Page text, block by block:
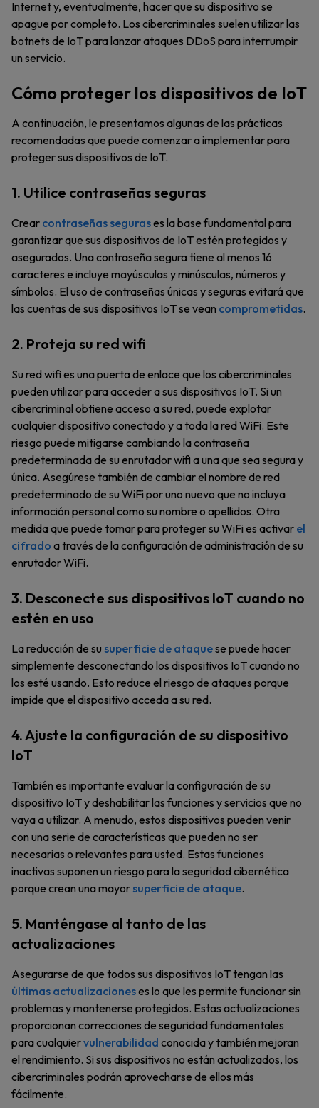
Internet y, eventualmente, hacer que su dispositivo se
apague por completo. Los cibercriminales suelen utilizar las
botnets de IoT para lanzar ataques DDoS para interrumpir
un servicio.
Cómo proteger los dispositivos de IoT
A continuación, le presentamos algunas de las prácticas
recomendadas que puede comenzar a implementar para
proteger sus dispositivos de IoT.
1. Utilice contraseñas seguras
Crear contraseñas segurases la base fundamental para
garantizar que sus dispositivos de IoT estén protegidos y
asegurados. Una contraseña segura tiene al menos 16
caracteres e incluye mayúsculas y minúsculas, números y
símbolos. El uso de contraseñas únicas y seguras evitará que
las cuentas de sus dispositivos IoT se vean comprometidas.
2. Proteja su red wifi
Su red wifi es una puerta de enlace que los cibercriminales
pueden utilizar para acceder a sus dispositivos IoT. Si un
cibercriminal obtiene acceso a su red, puede explotar
cualquier dispositivo conectado y a toda la red WiFi. Este
riesgo puede mitigarse cambiando la contraseña
predeterminada de su enrutador wifi a una que sea segura y
única. Asegúrese también de cambiar el nombre de red
predeterminado de su WiFi por uno nuevo que no incluya
información personal como su nombre o apellidos. Otra
medida que puede tomar para proteger su WiFi es activar el
cifrado a través de la configuración de administración de su
enrutador WiFi.
3. Desconecte sus dispositivos IoT cuando no
estén en uso
La reducción de su superficie de ataquese puede hacer
simplemente desconectando los dispositivos IoT cuando no
los esté usando. Esto reduce el riesgo de ataques porque
impide que el dispositivo acceda a su red.
4. Ajuste la configuración de su dispositivo
IoT
También es importante evaluar la configuración de su
dispositivo IoT y deshabilitar las funciones y servicios que no
vaya a utilizar. A menudo, estos dispositivos pueden venir
con una serie de características que pueden no ser
necesarias o relevantes para usted. Estas funciones
inactivas suponen un riesgo para la seguridad cibernética
porque crean una mayor superficie de ataque.
5. Manténgase al tanto de las
actualizaciones
Asegurarse de que todos sus dispositivos IoT tengan las
últimas actualizacioneses lo que les permite funcionar sin
problemas y mantenerse protegidos. Estas actualizaciones
proporcionan correcciones de seguridad fundamentales
para cualquiervulnerabilidad conocida y también mejoran
el rendimiento. Si sus dispositivos no están actualizados, los
cibercriminales podrán aprovecharse de ellos más
fácilmente.